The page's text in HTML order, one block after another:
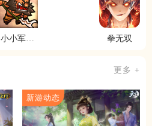
小小军团
拳无双
更多 +
新游动态